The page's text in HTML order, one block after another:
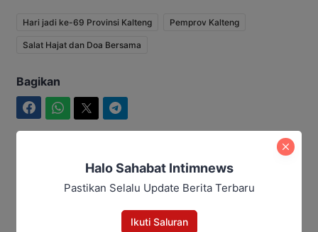
Hari jadi ke-69 Provinsi Kalteng Pemprov Kalteng
Salat Hajat dan Doa Bersama
Bagikan
Halo Sahabat Intimnews
Pastikan Selalu Update Berita Terbaru
Ikuti Saluran